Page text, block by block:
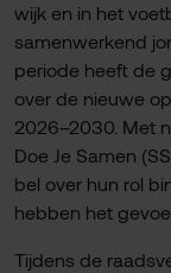
wijk en in het
samenwerkend
periode heeft de
over de nieuwe
2026–2030. Met
Doe Je Samen
bel over hun rol
hebben het
Tijdens de